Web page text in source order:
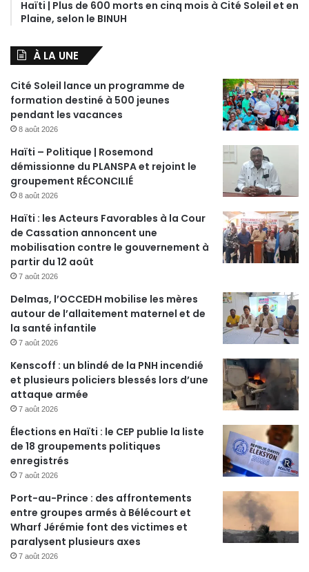
Haïti | Plus de 600 morts en cinq mois à Cité Soleil et en
Plaine, selon le BINUH
À LA UNE
Cité Soleil lance un programme de
formation destiné à 500 jeunes
pendant les vacances
8 août 2026
Haïti – Politique | Rosemond
démissionne du PLANSPA et rejoint le
groupement RÉCONCILIÉ
8 août 2026
Haïti : les Acteurs Favorables à la Cour
de Cassation annoncent une
mobilisation contre le gouvernement à
partir du 12 août
7 août 2026
Delmas, l’OCCEDH mobilise les mères
autour de l’allaitement maternel et de
la santé infantile
7 août 2026
Kenscoff : un blindé de la PNH incendié
et plusieurs policiers blessés lors d’une
attaque armée
7 août 2026
Élections en Haïti : le CEP publie la liste
de 18 groupements politiques
enregistrés
7 août 2026
Port-au-Prince : des affrontements
entre groupes armés à Bélécourt et
Wharf Jérémie font des victimes et
paralysent plusieurs axes
7 août 2026